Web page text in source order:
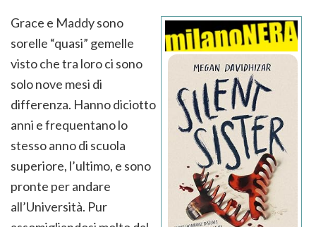
Grace e Maddy sono
sorelle “quasi” gemelle
visto che tra loro ci sono
solo nove mesi di
differenza. Hanno diciotto
anni e frequentano lo
stesso anno di scuola
superiore, l’ultimo, e sono
pronte per andare
all’Università. Pur